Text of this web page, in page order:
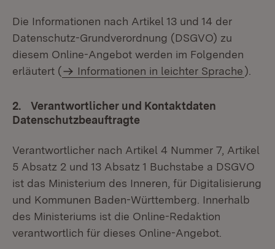
Die Informationen nach Artikel 13 und 14 der
Datenschutz-Grundverordnung (DSGVO) zu
diesem Online-Angebot werden im Folgenden
erläutert (
Informationen in leichter Sprache).
2. Verantwortlicher und Kontaktdaten
Datenschutzbeauftragte
Verantwortlicher nach Artikel 4 Nummer 7, Artikel
5 Absatz 2 und 13 Absatz 1 Buchstabe a DSGVO
ist das Ministerium des Inneren, für Digitalisierung
und Kommunen Baden-Württemberg. Innerhalb
des Ministeriums ist die Online-Redaktion
verantwortlich für dieses Online-Angebot.